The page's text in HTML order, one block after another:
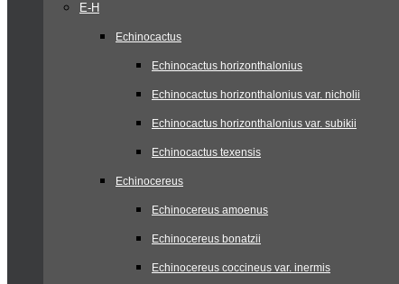
E-H
Echinocactus
Echinocactus horizonthalonius
Echinocactus horizonthalonius var. nicholii
Echinocactus horizonthalonius var. subikii
Echinocactus texensis
Echinocereus
Echinocereus amoenus
Echinocereus bonatzii
Echinocereus coccineus var. inermis